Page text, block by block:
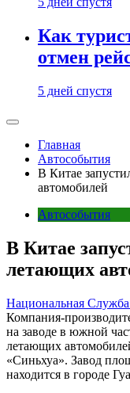
Как
отмен
5 дней спустя
Главная
Автособытия
В Китае
автомобилей
Автособытия
В Китае
летающих
Национальная
Компания-
на заводе в южной
летающих
«Синьхуа». Завод
находится в городе